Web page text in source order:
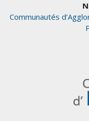
Communautés